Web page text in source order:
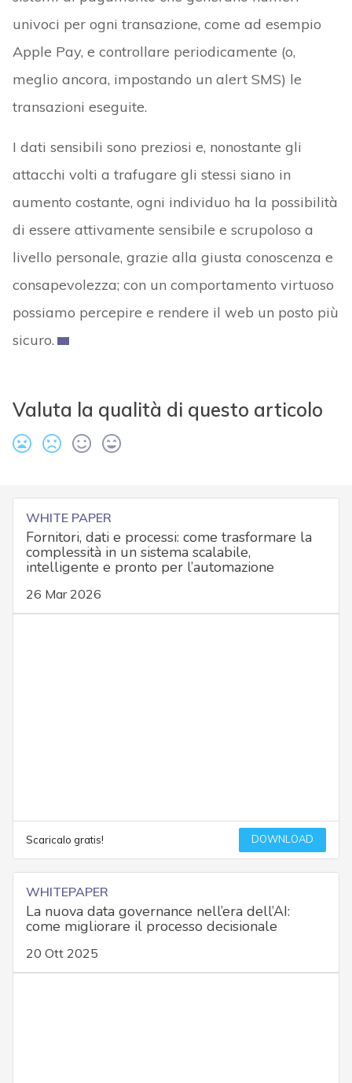
univoci per ogni transazione, come ad esempio
Apple Pay, e controllare periodicamente (o,
meglio ancora, impostando un alert SMS) le
transazioni eseguite.
I dati sensibili sono preziosi e, nonostante gli
attacchi volti a trafugare gli stessi siano in
aumento costante, ogni individuo ha la possibilità
di essere attivamente sensibile e scrupoloso a
livello personale, grazie alla giusta conoscenza e
consapevolezza; con un comportamento virtuoso
possiamo percepire e rendere il web un posto più
sicuro.
Valuta la qualità di questo articolo
WHITE PAPER
Fornitori, dati e processi: come trasformare la
complessità in un sistema scalabile,
intelligente e pronto per l’automazione
26 Mar 2026
Scaricalo gratis! DOWNLOAD
WHITEPAPER
La nuova data governance nell’era dell’AI:
come migliorare il processo decisionale
20 Ott 2025